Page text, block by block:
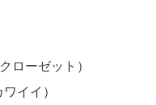
ローゼット）
イイ）